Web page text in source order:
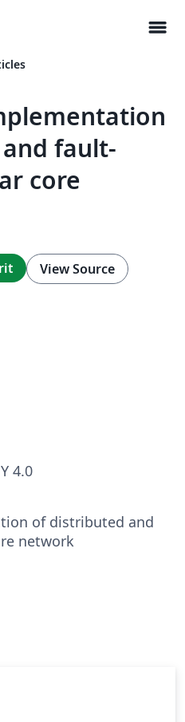
menu
fault-
core
View Source
4.0
of distributed and
network